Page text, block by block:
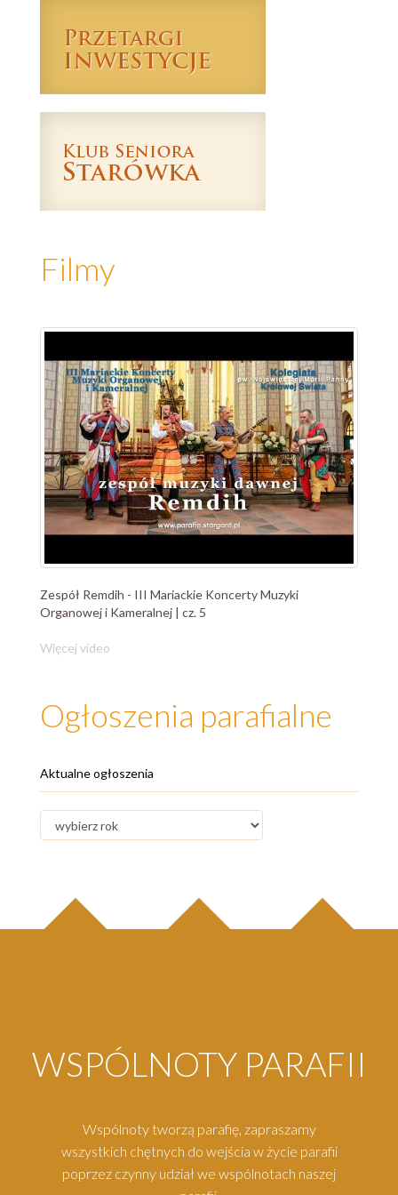
Filmy
Zespół Remdih - III Mariackie Koncerty Muzyki
Organowej i Kameralnej | cz. 5
Więcej video
Ogłoszenia parafialne
Aktualne ogłoszenia
WSPÓLNOTY PARAFII
Wspólnoty tworzą parafię, zapraszamy
wszystkich chętnych do wejścia w życie parafii
poprzez czynny udział we wspólnotach naszej